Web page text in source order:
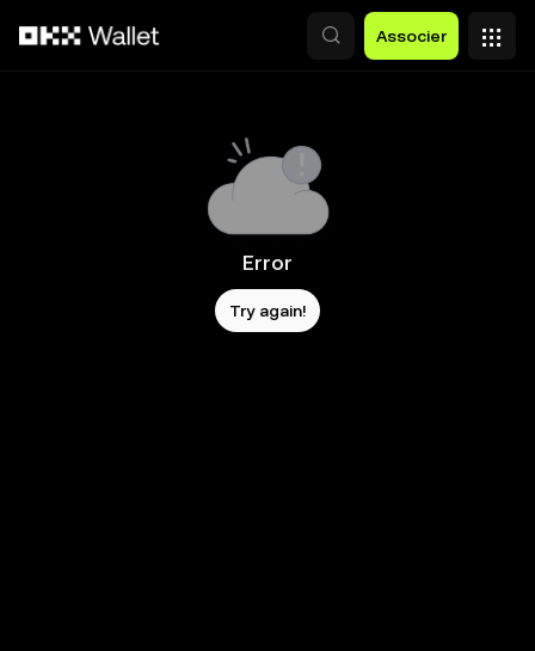
Associer
Error
Try again!